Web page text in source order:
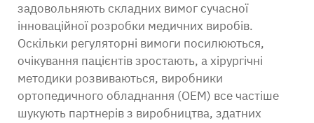
задовольняють складних вимог сучасної
інноваційної розробки медичних виробів.
Оскільки регуляторні вимоги посилюються,
очікування пацієнтів зростають, а хірургічні
методики розвиваються, виробники
ортопедичного обладнання (OEM) все частіше
шукують партнерів з виробництва, здатних